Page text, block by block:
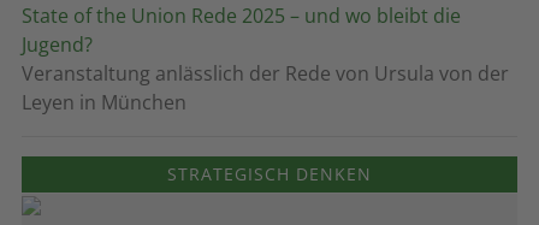
State of the Union Rede 2025 – und wo bleibt die
Jugend?
Veranstaltung anlässlich der Rede von Ursula von der
Leyen in München
STRATEGISCH DENKEN